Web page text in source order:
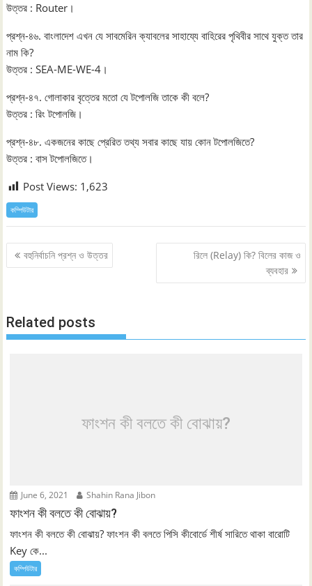
উত্তর : Router।
প্রশ্ন-৪৬. বাংলাদেশ এখন যে সাবমেরিন ক্যাবলের সাহায্যে বাহিরের পৃথিবীর সাথে যুক্ত তার
নাম কি?
উত্তর : SEA-ME-WE-4।
প্রশ্ন-৪৭. গোলাকার বৃত্তের মতো যে টপোলজি তাকে কী বলে?
উত্তর : রিং টপোলজি।
প্রশ্ন-৪৮. একজনের কাছে প্রেরিত তথ্য সবার কাছে যায় কোন টপোলজিতে?
উত্তর : বাস টপোলজিতে।
Post Views: 1,623
কম্পিউটার
Post
navigation
বহুনির্বাচনি প্রশ্ন ও উত্তর
রিলে (Relay) কি? বিলের কাজ ও
ব্যবহার
Related posts
ফাংশন কী বলতে কী বোঝায়?
June 6, 2021 Shahin Rana Jibon
ফাংশন কী বলতে কী বোঝায়?
ফাংশন কী বলতে কী বোঝায়? ফাংশন কী বলতে পিসি কীবোর্ডে শীর্ষ সারিতে থাকা বারোটি
Key কে...
কম্পিউটার